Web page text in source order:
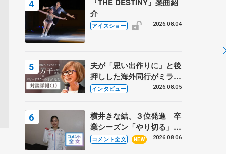
あい
介
アイスショー 2026.08.04
夫が「思い出作りに」と後
押しした海外同行がミラノ
まで… 繁華街のリンクで
に 小林芳子さんが振り返
るスケート人生
インタビュー 2026.08.05
横井きな結、３位発進 卒
業シーズン「やり切る」
【みなとアクルス杯SP】
コメント全文 NEW 2026.08.06